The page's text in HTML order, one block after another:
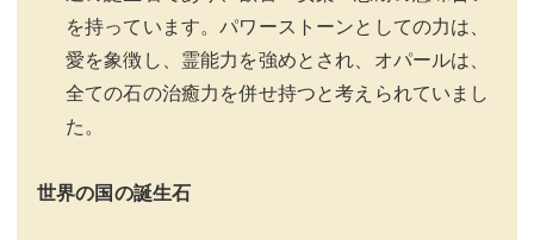
を持っています。パワーストーンとしての力は、
愛を象徴し、霊能力を強めとされ、オパールは、
全ての石の治癒力を併せ持つと考えられていまし
た。
世界の国の誕生石